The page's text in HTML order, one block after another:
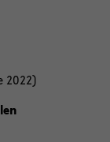
2022)